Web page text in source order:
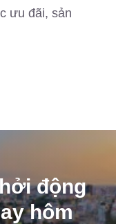
ưu đãi, sản
động
hôm